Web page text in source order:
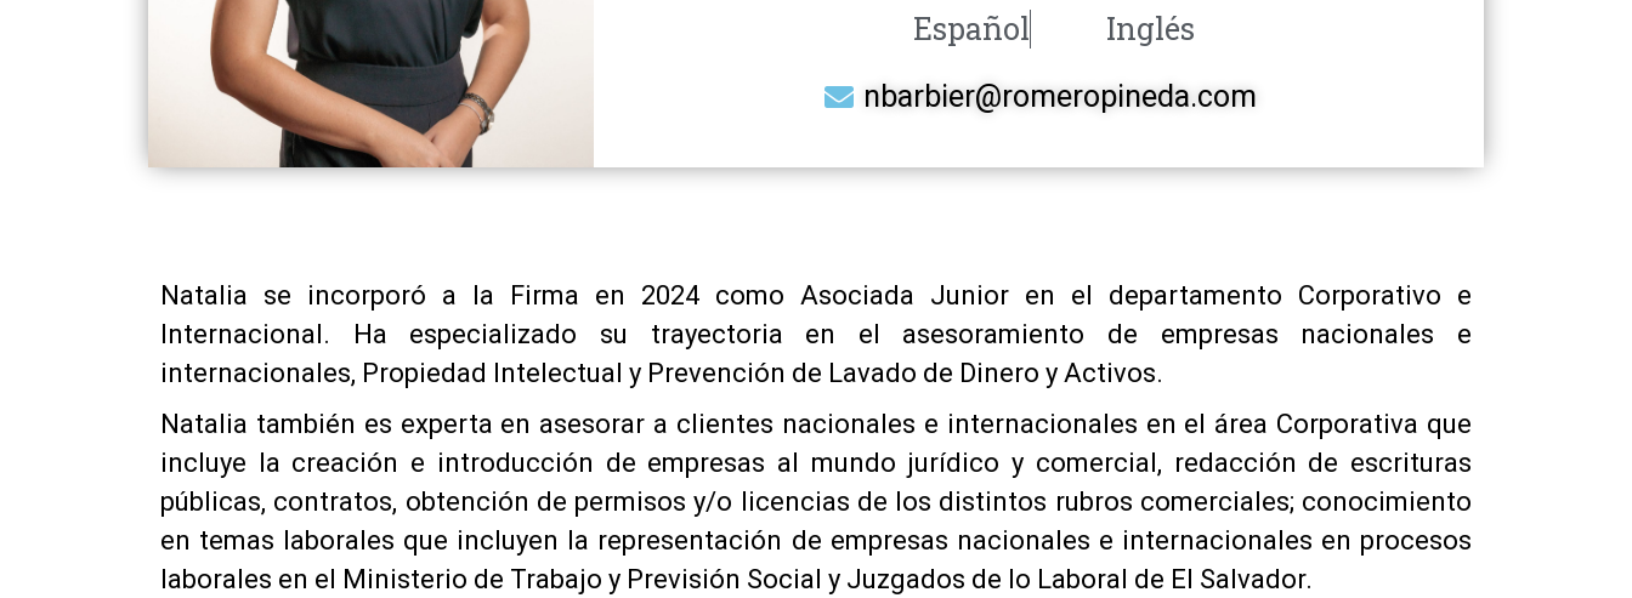
Español Inglés
nbarbier@romeropineda.com
Natalia se incorporó a la Firma en 2024 como Asociada Junior en el departamento Corporativo e
Internacional. Ha especializado su trayectoria en el asesoramiento de empresas nacionales e
internacionales, Propiedad Intelectual y Prevención de Lavado de Dinero y Activos.
Natalia también es experta en asesorar a clientes nacionales e internacionales en el área Corporativa que
incluye la creación e introducción de empresas al mundo jurídico y comercial, redacción de escrituras
públicas, contratos, obtención de permisos y/o licencias de los distintos rubros comerciales; conocimiento
en temas laborales que incluyen la representación de empresas nacionales e internacionales en procesos
laborales en el Ministerio de Trabajo y Previsión Social y Juzgados de lo Laboral de El Salvador.